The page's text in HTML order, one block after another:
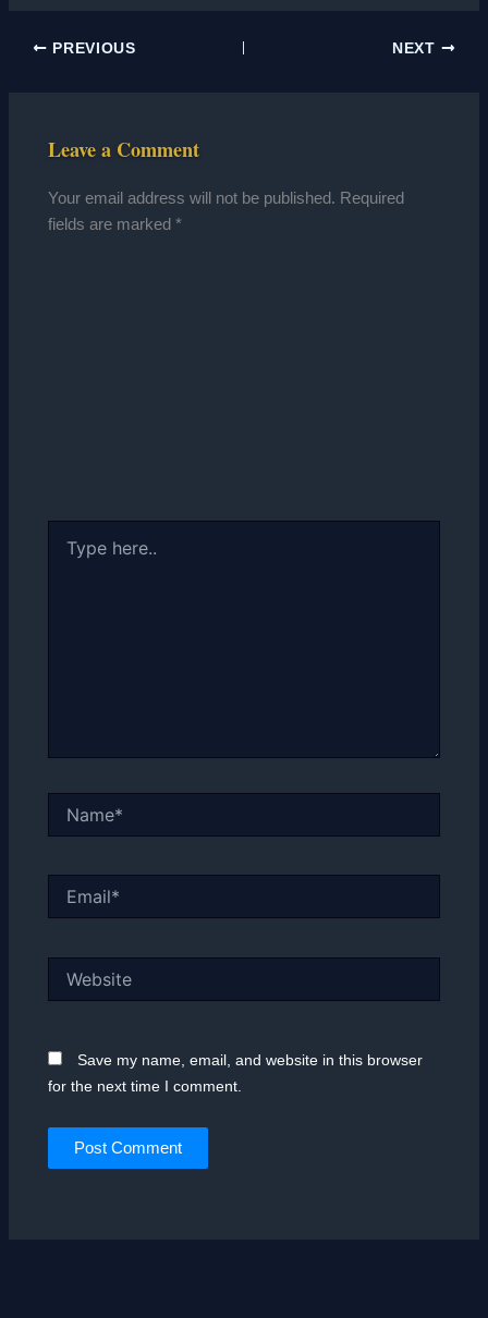
PREVIOUS NEXT
Leave a Comment
Your email address will not be published. Required
fields are marked*
here..
Save my name, email, and website in this browser
for the next time I comment.